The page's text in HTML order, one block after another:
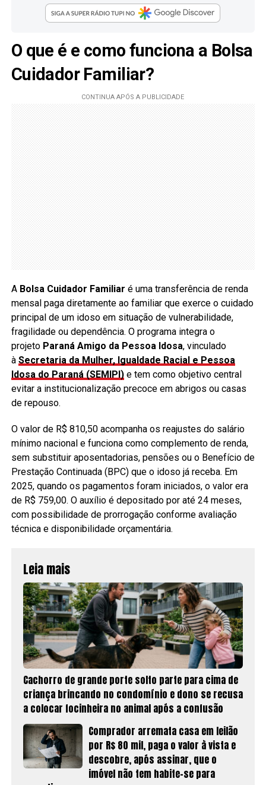
O que é e como funciona a Bolsa
Cuidador Familiar?
A Bolsa Cuidador Familiar é uma transferência de renda
mensal paga diretamente ao familiar que exerce o cuidado
principal de um idoso em situação de vulnerabilidade,
fragilidade ou dependência. O programa integra o
projeto Paraná Amigo da Pessoa Idosa, vinculado
à Secretaria da Mulher, Igualdade Racial e Pessoa
Idosa do Paraná (SEMIPI)e tem como objetivo central
evitar a institucionalização precoce em abrigos ou casas
de repouso.
O valor de R$ 810,50 acompanha os reajustes do salário
mínimo nacional e funciona como complemento de renda,
sem substituir aposentadorias, pensões ou o Benefício de
Prestação Continuada (BPC) que o idoso já receba. Em
2025, quando os pagamentos foram iniciados, o valor era
de R$ 759,00. O auxílio é depositado por até 24 meses,
com possibilidade de prorrogação conforme avaliação
técnica e disponibilidade orçamentária.
Leia mais
Cachorro de grande porte solto parte para cima de
criança brincando no condomínio e dono se recusa
a colocar focinheira no animal após a confusão
Comprador arremata casa em leilão
por R$ 80 mil, paga o valor à vista e
descobre, após assinar, que o
imóvel não tem habite-se para